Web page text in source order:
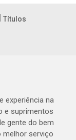
Títulos
experiência na
e suprimentos
gente do bem
melhor serviço